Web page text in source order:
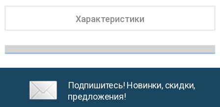
Характеристики
Подпишитесь! Новинки, скидки,
предложения!